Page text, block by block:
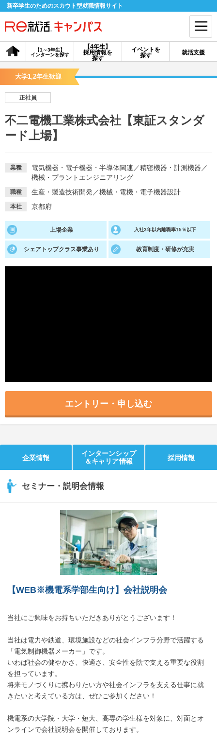
新卒学生のためのスカウト型就職情報サイト
【4年生】
採用情報を
探す
【1～3年生】
インターンを探す
イベントを
探す
就活支援
会員登録 ログイン
探す
【4年生】
イベントを探す スカウト
就活ノウハウ・サポート
就活支援
就活ノウハウが満載！
就活コラム
お役立ち記事・相談室など
大学1,2年生歓迎
正社員
不二電機工業株式会社【東証スタンダ
ード上場】
業種 電気機器・電子機器・半導体関連 ／精密機器・計測機器 ／
機械・プラントエンジニアリング
職種 生産・製造技術開発 ／機械・電機・電子機器設計
本社 京都府
上場企業 入社3年以内離職率15％以下
シェアトップクラス事業あり 教育制度・研修が充実
エントリー・申し込む
企業情報
インターンシップ
＆キャリア情報
採用情報
セミナー・説明会情報
【WEB※機電系学部生向け】会社説明会
当社にご興味をお持ちいただきありがとうございます！
当社は電力や鉄道、環境施設などの社会インフラ分野で活躍する
「電気制御機器メーカー」です。
いわば社会の健やかさ、快適さ、安全性を陰で支える重要な役割
を担っています。
将来モノづくりに携わりたい方や社会インフラを支える仕事に就
きたいと考えている方は、ぜひご参加ください！
機電系の大学院・大学・短大、高専の学生様を対象に、対面とオ
ンラインで会社説明会を開催しております。